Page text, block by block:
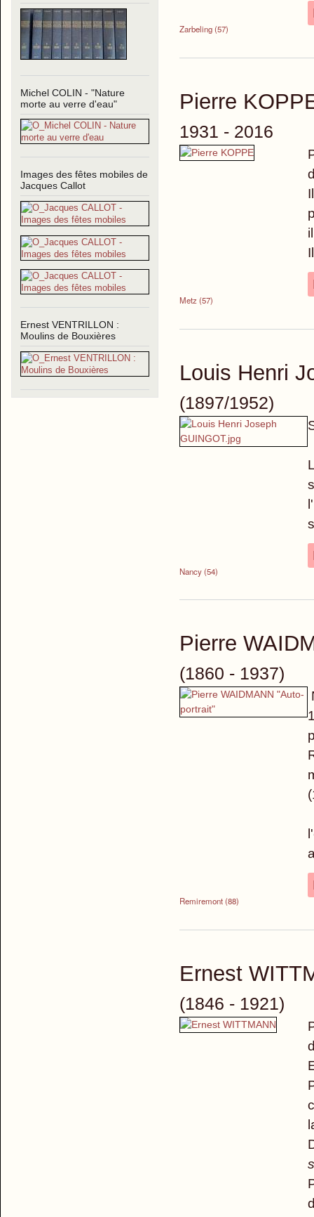
Michel COLIN - "Nature
morte au verre d'eau"
Images des fêtes mobiles de
Jacques Callot
Ernest VENTRILLON :
Moulins de Bouxières
Zarbeling (57)
Pierre
1931 - 2016
Metz (57)
Louis Henri
(1897/1952)
Nancy (54)
Pierre
(1860 - 1937)
Remiremont (88)
Ernest
(1846 - 1921)